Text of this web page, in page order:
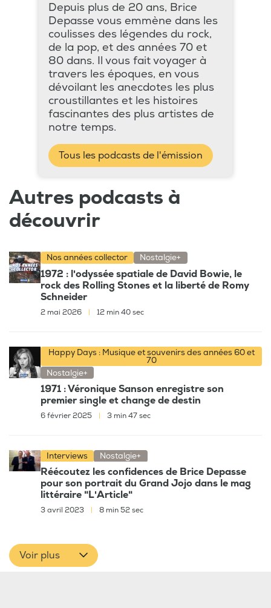
Depuis plus de 20 ans, Brice
Depasse vous emmène dans les
coulisses des légendes du rock,
de la pop, et des années 70 et
80 dans. Il vous fait voyager à
travers les époques, en vous
dévoilant les anecdotes les plus
croustillantes et les histoires
fascinantes des plus artistes de
notre temps.
Tous les podcasts de l'émission
Autres podcasts à
découvrir
Nos années collector Nostalgie+
1972 : l'odyssée spatiale de David Bowie, le
rock des Rolling Stones et la liberté de Romy
Schneider
2 mai 2026 12 min 40 sec
Happy Days : Musique et souvenirs des années 60 et
70
Nostalgie+
1971 : Véronique Sanson enregistre son
premier single et change de destin
6 février 2025 | 3 min 47 sec
Interviews Nostalgie+
Réécoutez les confidences de Brice Depasse
pour son portrait du Grand Jojo dans le mag
littéraire "L'Article"
3 avril 2023 8 min 52 sec
Voir plus